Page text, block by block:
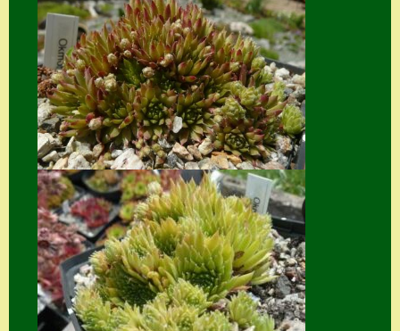
Hostas
Impressum
Kasse
Kontakt
Mein Konto
Naturformen
S. x nixonii
Semps die ich
suche
Semps von A – Z